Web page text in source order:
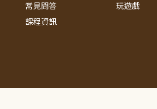
常見問答
課程資訊
玩遊戲